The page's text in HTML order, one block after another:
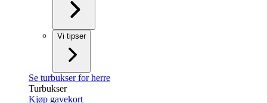
Vi tipser
Se turbukser for herre
Turbukser
Kjøp gavekort